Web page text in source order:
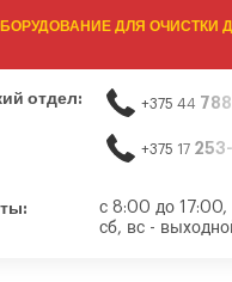
ДЛЯ ОЧИСТКИ
отдел: +375 44
+375 17
с 8:00 до 17:00,
сб, вс -